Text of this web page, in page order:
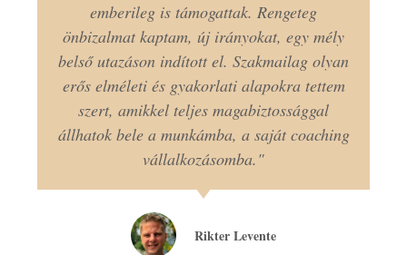
emberileg is támogattak. Rengeteg
önbizalmat kaptam, új irányokat, egy mély
belső utazáson indított el. Szakmailag olyan
erős elméleti és gyakorlati alapokra tettem
szert, amikkel teljes magabiztossággal
állhatok bele a munkámba, a saját coaching
vállalkozásomba."
Rikter Levente